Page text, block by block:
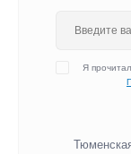
Я прочитал